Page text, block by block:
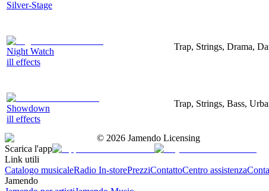
Silver-Stage
Night Watch
ill effects
Trap, Strings, Drama,
Showdown
ill effects
Trap, Strings, Bass,
© 2026 Jamendo Licensing
Scarica l'app
Link utili
Catalogo musicaleRadio In-storePrezziContattoCentro assistenza
Jamendo